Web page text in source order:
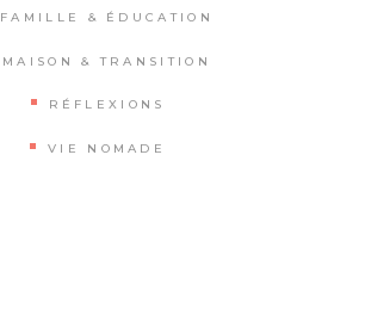
FAMILLE & ÉDUCATION
MAISON & TRANSITION
RÉFLEXIONS
VIE NOMADE